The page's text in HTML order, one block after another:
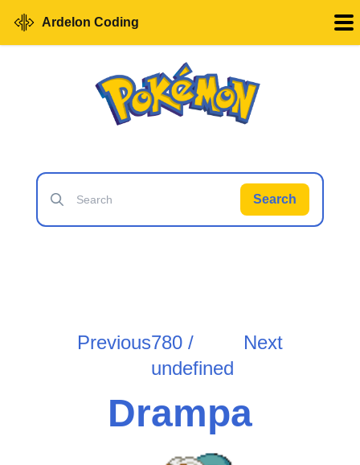
Ardelon Coding
Search
Previous780 /
undefined
Next
Drampa